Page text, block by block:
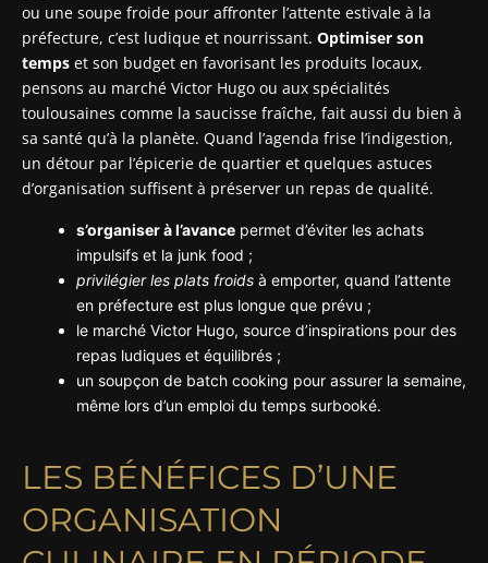
ou une soupe froide pour affronter l’attente estivale à la
préfecture, c’est ludique et nourrissant. Optimiser son
temps et son budget en favorisant les produits locaux,
pensons au marché Victor Hugo ou aux spécialités
toulousaines comme la saucisse fraîche, fait aussi du bien à
sa santé qu’à la planète. Quand l’agenda frise l’indigestion,
un détour par l’épicerie de quartier et quelques astuces
d’organisation suffisent à préserver un repas de qualité.
s’organiser à l’avance permet d’éviter les achats
impulsifs et la junk food ;
privilégier les plats froids à emporter, quand l’attente
en préfecture est plus longue que prévu ;
le marché Victor Hugo, source d’inspirations pour des
repas ludiques et équilibrés ;
un soupçon de batch cooking pour assurer la semaine,
même lors d’un emploi du temps surbooké.
LES BÉNÉFICES D’UNE
ORGANISATION